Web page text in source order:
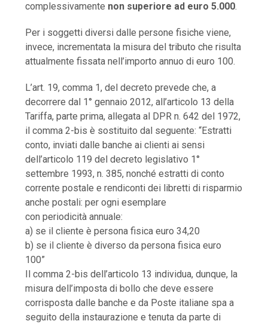
complessivamente non superiore ad euro 5.000.
Per i soggetti diversi dalle persone fisiche viene,
invece, incrementata la misura del tributo che risulta
attualmente fissata nell’importo annuo di euro 100.
L’art. 19, comma 1, del decreto prevede che, a
decorrere dal 1° gennaio 2012, all’articolo 13 della
Tariffa, parte prima, allegata al DPR n. 642 del 1972,
il comma 2-bis è sostituito dal seguente: “Estratti
conto, inviati dalle banche ai clienti ai sensi
dell’articolo 119 del decreto legislativo 1°
settembre 1993, n. 385, nonché estratti di conto
corrente postale e rendiconti dei libretti di risparmio
anche postali: per ogni esemplare
con periodicità annuale:
a) se il cliente è persona fisica euro 34,20
b) se il cliente è diverso da persona fisica euro
100”
Il comma 2-bis dell’articolo 13 individua, dunque, la
misura dell’imposta di bollo che deve essere
corrisposta dalle banche e da Poste italiane spa a
seguito della instaurazione e tenuta da parte di